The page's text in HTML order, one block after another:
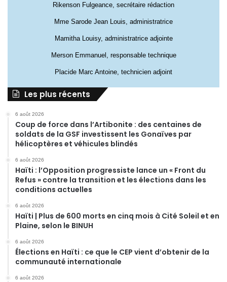
Rikenson Fulgeance, secrétaire rédaction
Mme Sarode Jean Louis, administratrice
Mamitha Louisy, administratrice adjointe
Merson Emmanuel, responsable technique
Placide Marc Antoine, technicien adjoint
Les plus récents
6 août 2026
Coup de force dans l’Artibonite : des centaines de
soldats de la GSF investissent les Gonaïves par
hélicoptères et véhicules blindés
6 août 2026
Haïti : l’Opposition progressiste lance un « Front du
Refus » contre la transition et les élections dans les
conditions actuelles
6 août 2026
Haïti | Plus de 600 morts en cinq mois à Cité Soleil et en
Plaine, selon le BINUH
6 août 2026
Élections en Haïti : ce que le CEP vient d’obtenir de la
communauté internationale
6 août 2026